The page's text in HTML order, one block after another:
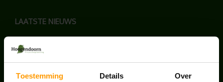
Toestemming Details Over
LAATSTE NIEUWS
augustus 7, 2026